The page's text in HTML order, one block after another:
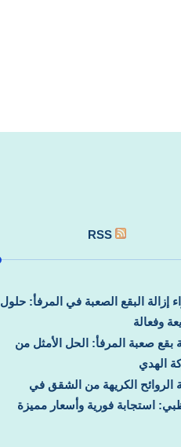
RSS
إزالة البقع الصعبة في المرفأ: حلول
وفعالة
بقع صعبة المرفأ: الحل الأمثل من
الهدي
الروائح الكريهة من الشقق في
استجابة فورية وأسعار مميزة